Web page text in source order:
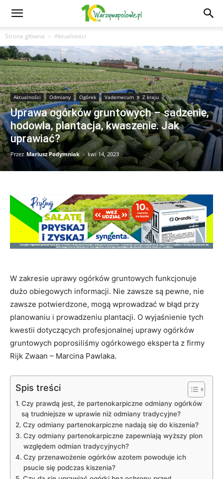
Strona główna Aktualności
Aktualności Odmiany Ogórek Vademecum Z kraju
Uprawa ogórków gruntowych – sadzenie,
hodowla, plantacja, kwaszenie. Jak
uprawiać?
Przez Mariusz Podymniak - kwi 14, 2023
W zakresie uprawy ogórków gruntowych funkcjonuje
dużo obiegowych informacji. Nie zawsze są pewne, nie
zawsze potwierdzone, mogą wprowadzać w błąd przy
planowaniu i prowadzeniu plantacji. O wyjaśnienie tych
kwestii dotyczących profesjonalnej uprawy ogórków
gruntowych poprosiliśmy ogórkowego eksperta z firmy
Rijk Zwaan – Marcina Pawlaka.
Spis treści
Czy prawdą jest, że partenokarpiczne odmiany ogórków
są trudniejsze w uprawie niż odmiany tradycyjne?
Czy odmiany partenokarpiczne nadają się do kiszenia?
Czy odmiany partenokarpiczne zapewniają wyższy plon
względem odmian tradycyjnych?
Czy przenawożenie ogórków azotem powoduje ich
psucie się podczas kiszenia?